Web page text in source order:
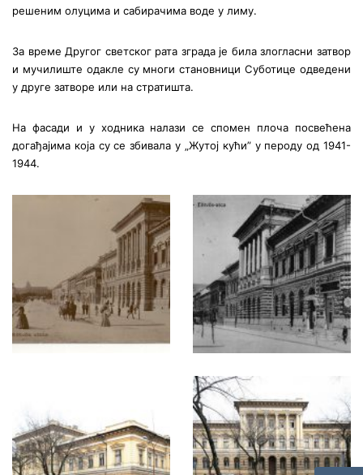
решеним олуцима и сабирачима воде у лиму.
За време Другог светског рата зграда је била злогласни затвор
и мучилиште одакле су многи становници Суботице одведени
у друге затворе или на стратишта.
На фасади и у ходника налази се спомен плоча посвећена
догађајима која су се збивала у „Жутој кући” у пероду од 1941-
1944.